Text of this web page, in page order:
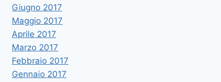
Giugno 2017
Maggio 2017
Aprile 2017
Marzo 2017
Febbraio 2017
Gennaio 2017